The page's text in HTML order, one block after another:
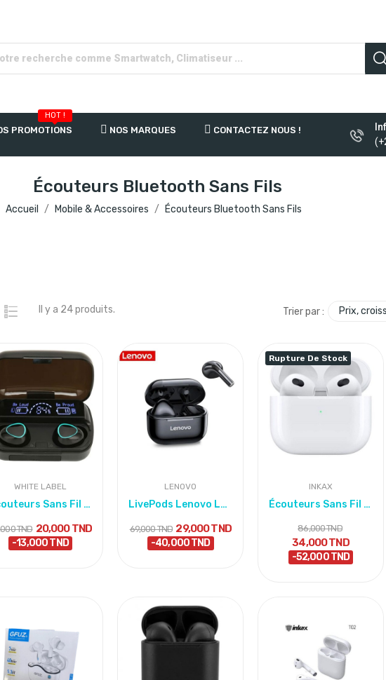
PROMOTIONS
HOT !
NOS MARQUES CONTACTEZ NOUS !
Écouteurs Bluetooth Sans Fils
Accueil Mobile & Accessoires Écouteurs Bluetooth Sans Fils
Il y a 24 produits. Trier par : Prix,
WHITE LABEL
Écouteurs Sans Fil M10 Bluetooth 5.3 - Noir
TND 20,000 TND
-13,000 TND
LENOVO
LivePods Lenovo LP40
69,000 TND 29,000 TND
-40,000 TND
Rupture De Stock
INKAX
Écouteurs Sans Fil INKAX T3 Bluetooth - Blanc
86,000 TND
34,000 TND
-52,000 TND